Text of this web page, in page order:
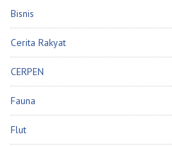
Bisnis
Cerita Rakyat
CERPEN
Fauna
Flut